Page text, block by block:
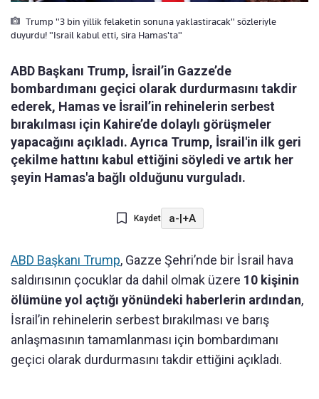
Trump "3 bin yillik felaketin sonuna yaklastiracak" sözleriyle
duyurdu! "Israil kabul etti, sira Hamas'ta"
ABD Başkanı Trump, İsrail’in Gazze’de
bombardımanı geçici olarak durdurmasını takdir
ederek, Hamas ve İsrail’in rehinelerin serbest
bırakılması için Kahire’de dolaylı görüşmeler
yapacağını açıkladı. Ayrıca Trump, İsrail'in ilk geri
çekilme hattını kabul ettiğini söyledi ve artık her
şeyin Hamas'a bağlı olduğunu vurguladı.
Kaydet a-|+A
ABD Başkanı Trump, Gazze Şehri’nde bir İsrail hava
saldırısının çocuklar da dahil olmak üzere 10 kişinin
ölümüne yol açtığı yönündeki haberlerin ardından,
İsrail’in rehinelerin serbest bırakılması ve barış
anlaşmasının tamamlanması için bombardımanı
geçici olarak durdurmasını takdir ettiğini açıkladı.